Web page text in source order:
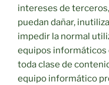
intereses de
puedan dañar,
impedir la normal
equipos informáticos
toda clase de
equipo informático